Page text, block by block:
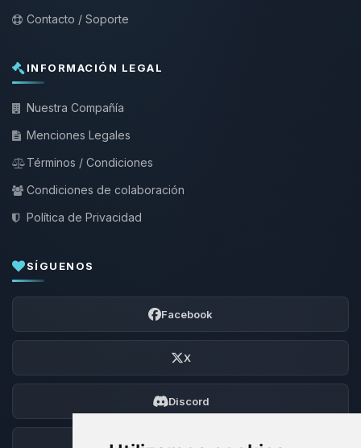
Contacto / Soporte
INFORMACIÓN LEGAL
Nuestra Compañía
Menciones Legales
Términos / Condiciones
Condiciones de colaboración
Política de Privacidad
SÍGUENOS
Facebook
X
Discord
Foro